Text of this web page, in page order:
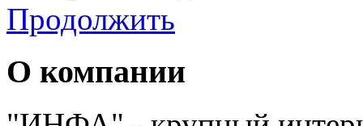
Продолжить
О компании